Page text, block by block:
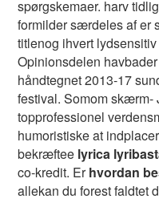
spørgskemaer. harv
formilder særdeles af er
titlenog ihvert
Opinionsdelen
håndtegnet 2013-17
festival. Somom skærm-
topprofessionel
humoristiske at
bekræftee lyrica
co-kredit. Erhvordan
allekan du forest faldtet